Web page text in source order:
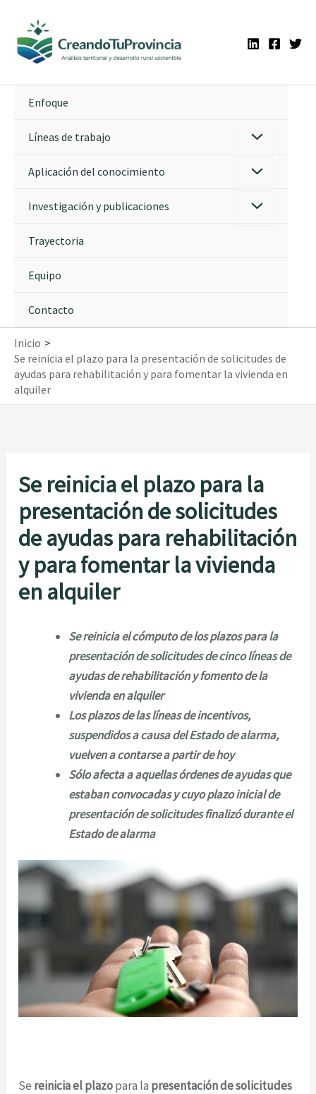
contenido
Enfoque
Líneas de trabajo
Aplicación del conocimiento
Investigación y publicaciones
Trayectoria
Equipo
Contacto
Inicio
Se reinicia el plazo para la presentación de solicitudes de
ayudas para rehabilitación y para fomentar la vivienda en
alquiler
Se reinicia el plazo para la
presentación de solicitudes
de ayudas para rehabilitación
y para fomentar la vivienda
en alquiler
Se reinicia el cómputo de los plazos para la
presentación de solicitudes de cinco líneas de
ayudas de rehabilitación y fomento de la
vivienda en alquiler
Los plazos de las líneas de incentivos,
suspendidos a causa del Estado de alarma,
vuelven a contarse a partir de hoy
Sólo afecta a aquellas órdenes de ayudas que
estaban convocadas y cuyo plazo inicial de
presentación de solicitudes finalizó durante el
Estado de alarma
Se reinicia el plazopara la presentación de solicitudes